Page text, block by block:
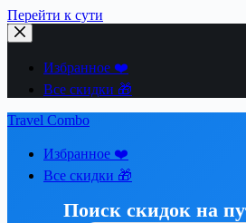
Перейти к сути
Избранное ❤️
Все скидки 🎁
Travel Combo
Избранное ❤️
Все скидки 🎁
Поиск скидок на